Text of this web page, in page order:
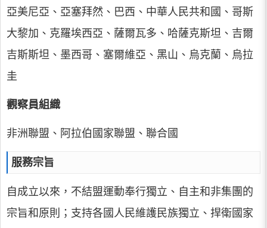
亞美尼亞、亞塞拜然、巴西、中華人民共和國、哥斯
大黎加、克羅埃西亞、薩爾瓦多、哈薩克斯坦、吉爾
吉斯斯坦、墨西哥、塞爾維亞、黑山、烏克蘭、烏拉
圭
觀察員組織
非洲聯盟、阿拉伯國家聯盟、聯合國
服務宗旨
自成立以來，不結盟運動奉行獨立、自主和非集團的
宗旨和原則；支持各國人民維護民族獨立、捍衛國家